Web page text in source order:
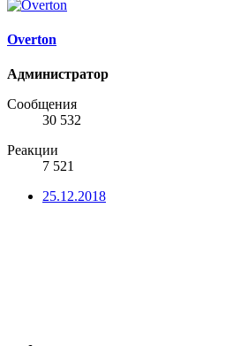
Overton
Администратор
Сообщения
30 532
Реакции
7 521
25.12.2018